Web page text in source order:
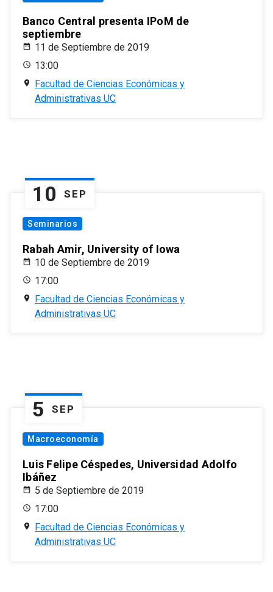
Banco Central presenta IPoM de
septiembre
11 de Septiembre de 2019
13:00
Facultad de Ciencias Económicas y
Administrativas UC
10 SEP
Seminarios
Rabah Amir, University of Iowa
10 de Septiembre de 2019
17:00
Facultad de Ciencias Económicas y
Administrativas UC
5 SEP
Macroeconomía
Luis Felipe Céspedes, Universidad Adolfo
Ibáñez
5 de Septiembre de 2019
17:00
Facultad de Ciencias Económicas y
Administrativas UC